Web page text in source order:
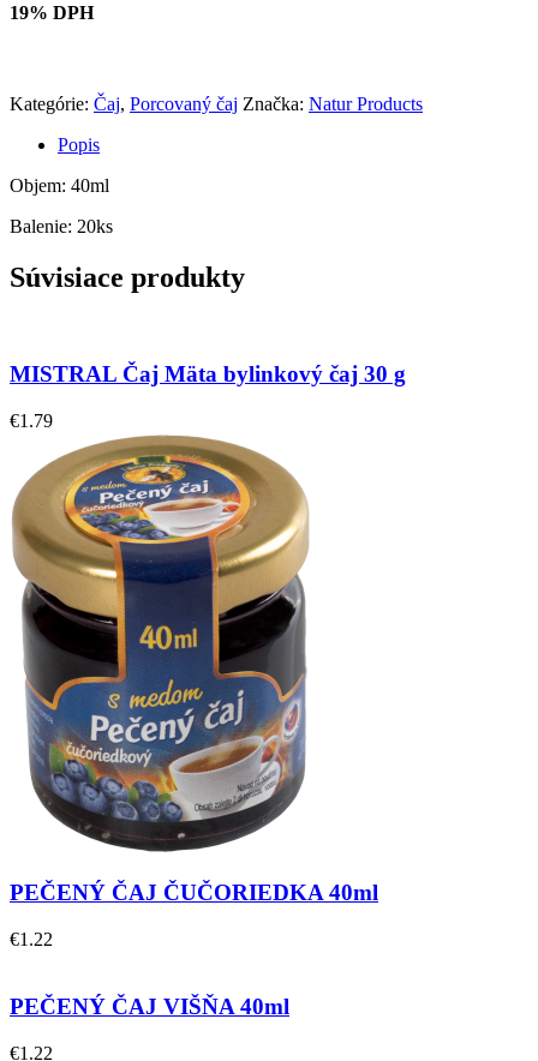
19% DPH
Kategórie: Čaj, Porcovaný čaj Značka: Natur Products
Popis
Objem: 40ml
Balenie: 20ks
Súvisiace produkty
MISTRAL Čaj Mäta bylinkový čaj 30 g
€1.79
PEČENÝ ČAJ ČUČORIEDKA 40ml
€1.22
PEČENÝ ČAJ VIŠŇA 40ml
€1.22